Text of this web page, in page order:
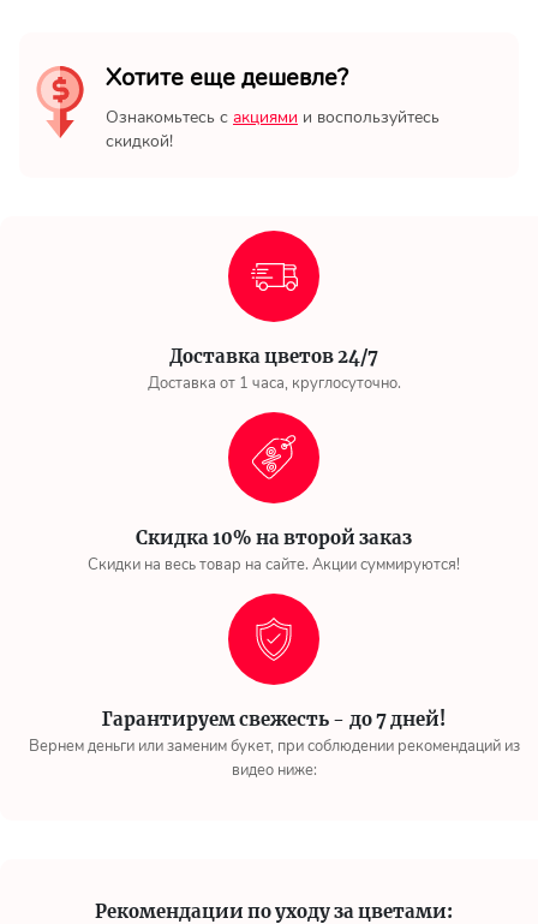
Хотите еще дешевле?
Ознакомьтесь с акциями и воспользуйтесь
скидкой!
Доставка цветов 24/7
Доставка от 1 часа, круглосуточно.
Скидка 10% на второй заказ
Скидки на весь товар на сайте. Акции суммируются!
Гарантируем свежесть - до 7 дней!
Вернем деньги или заменим букет, при соблюдении рекомендаций из
видео ниже:
Рекомендации по уходу за цветами: